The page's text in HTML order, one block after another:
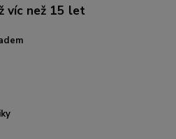
víc než 15 let